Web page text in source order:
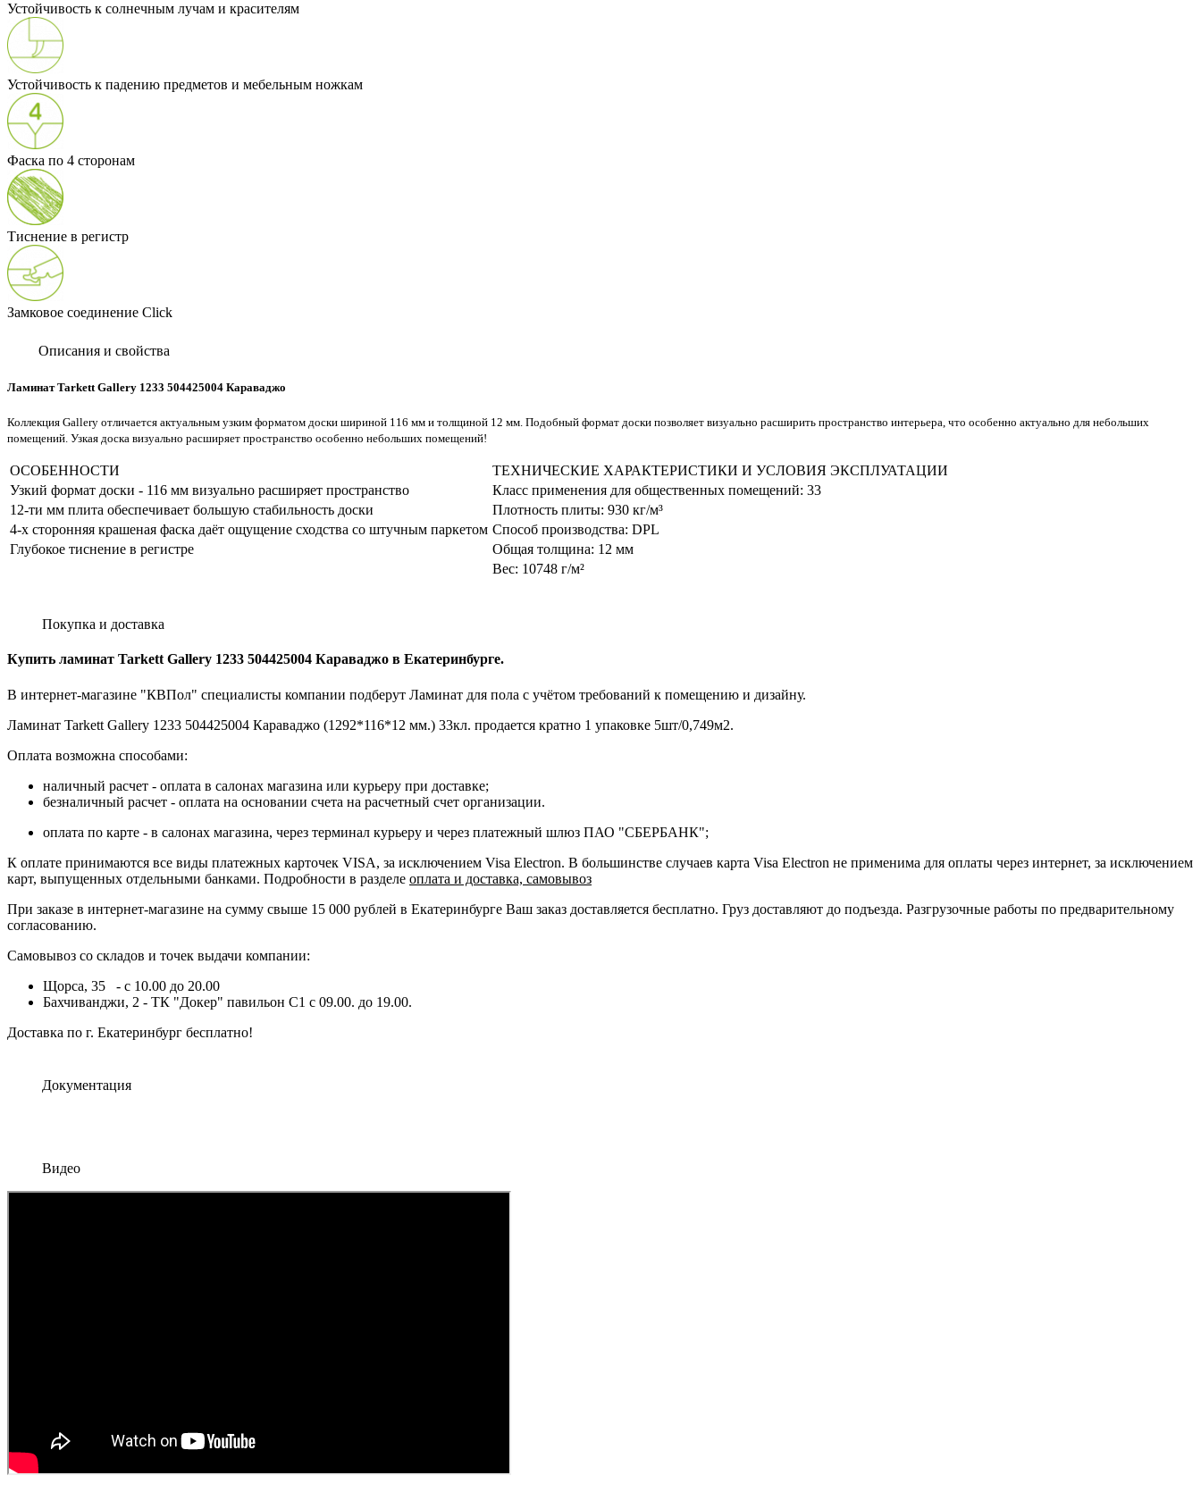
Устойчивость к солнечным лучам и красителям
Устойчивость к падению предметов и мебельным ножкам
Фаска по 4 сторонам
Тиснение в регистр
Замковое соединение Click
Описания и свойства
Ламинат Tarkett Gallery 1233 504425004 Караваджо
Коллекция Gallery отличается актуальным узким форматом доски шириной 116 мм и толщиной 12 мм. Подобный формат доски позволяет визуально расширить пространство интерьера, что особенно актуально для небольших
помещений. Узкая доска визуально расширяет пространство особенно небольших помещений!
ОСОБЕННОСТИ
ТЕХНИЧЕСКИЕ ХАРАКТЕРИСТИКИ И УСЛОВИЯ ЭКСПЛУАТАЦИИ
Узкий формат доски - 116 мм визуально расширяет пространство
Класс применения для общественных помещений: 33
12-ти мм плита обеспечивает большую стабильность доски
Плотность плиты: 930 кг/м³
4-х сторонняя крашеная фаска даёт ощущение сходства со штучным паркетом Способ производства: DPL
Глубокое тиснение в регистре
Общая толщина: 12 мм
Вес: 10748 г/м²
Покупка и доставка
Купить ламинат Tarkett Gallery 1233 504425004 Караваджо в Екатеринбурге.
В интернет-магазине "КВПол" специалисты компании подберут Ламинат для пола с учётом требований к помещению и дизайну.
Ламинат Tarkett Gallery 1233 504425004 Караваджо (1292*116*12 мм.) 33кл. продается кратно 1 упаковке 5шт/0,749м2.
Оплата возможна способами:
наличный расчет - оплата в салонах магазина или курьеру при доставке;
безналичный расчет - оплата на основании счета на расчетный счет организации.
оплата по карте - в салонах магазина, через терминал курьеру и через платежный шлюз ПАО "СБЕРБАНК";
К оплате принимаются все виды платежных карточек VISA, за исключением Visa Electron. В большинстве случаев карта Visa Electron не применима для оплаты через интернет, за исключением
карт, выпущенных отдельными банками. Подробности в разделе оплата и доставка, самовывоз
При заказе в интернет-магазине на сумму свыше 15 000 рублей в Екатеринбурге Ваш заказ доставляется бесплатно. Груз доставляют до подъезда. Разгрузочные работы по предварительному
согласованию.
Самовывоз со складов и точек выдачи компании:
Щорса, 35 - с 10.00 до 20.00
Бахчиванджи, 2 - ТК "Докер" павильон С1 с 09.00. до 19.00.
Доставка по г. Екатеринбург бесплатно!
Документация
Видео